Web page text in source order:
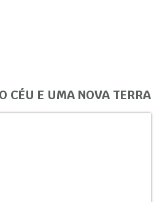
CÉU E UMA NOVA TERRA